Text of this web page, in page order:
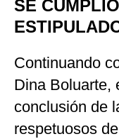
SE
Continuando
Dina Boluarte,
conclusión de
respetuosos